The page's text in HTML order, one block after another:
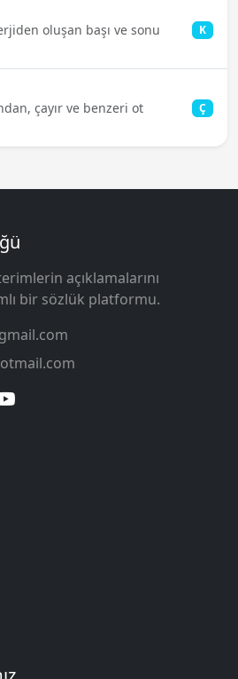
oluşan başı ve sonu
K
çayır ve benzeri ot
Ç
açıklamalarını
bir sözlük platformu.